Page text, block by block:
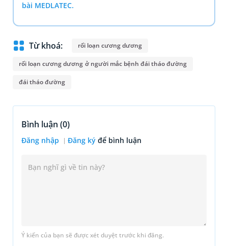
bài MEDLATEC.
Từ khoá: rối loạn cương dương
rối loạn cương dương ở người mắc bệnh đái tháo đường
đái tháo đường
Bình luận (0)
Đăng nhập Đăng ký để bình luận
Ý kiến của bạn sẽ được xét duyệt trước khi đăng.